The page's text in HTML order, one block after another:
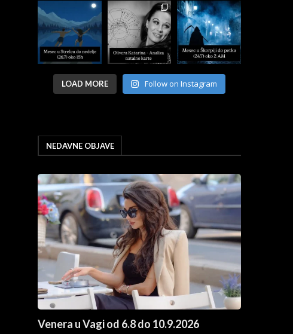
LOAD MORE Follow on Instagram
NEDAVNE OBJAVE
Venera u Vagi od 6.8 do 10.9.2026